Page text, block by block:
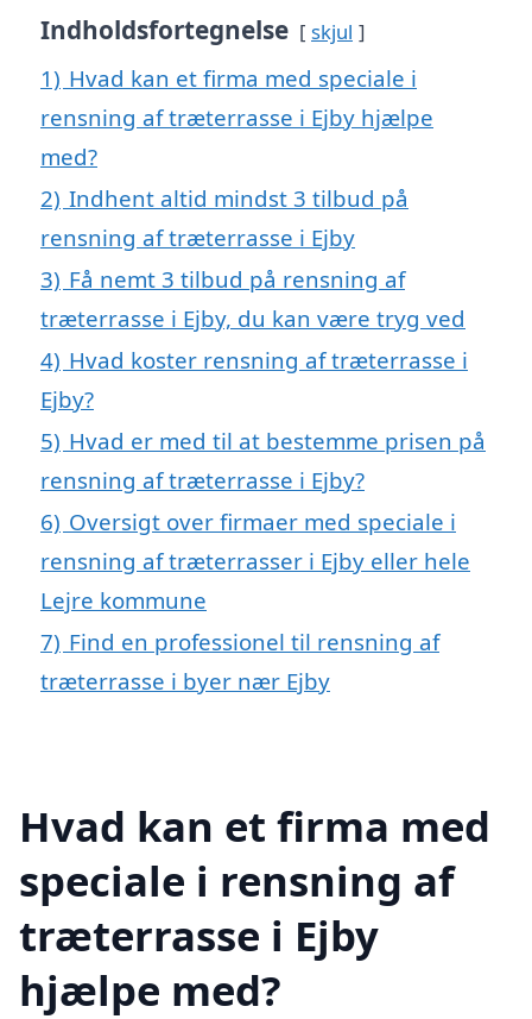
Indholdsfortegnelse skjul
1) Hvad kan et firma med speciale i
rensning af træterrasse i Ejby hjælpe
med?
2) Indhent altid mindst 3 tilbud på
rensning af træterrasse i Ejby
3) Få nemt 3 tilbud på rensning af
træterrasse i Ejby, du kan være tryg ved
4) Hvad koster rensning af træterrasse i
Ejby?
5) Hvad er med til at bestemme prisen på
rensning af træterrasse i Ejby?
6) Oversigt over firmaer med speciale i
rensning af træterrasser i Ejby eller hele
Lejre kommune
7) Find en professionel til rensning af
træterrasse i byer nær Ejby
Hvad kan et firma med
speciale i rensning af
træterrasse i Ejby
hjælpe med?